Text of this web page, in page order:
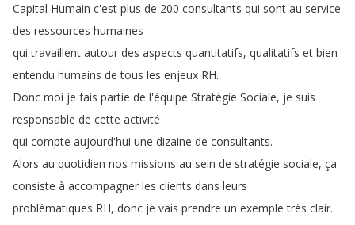
Capital Humain c'est plus de 200 consultants qui sont au service
des ressources humaines
qui travaillent autour des aspects quantitatifs, qualitatifs et bien
entendu humains de tous les enjeux RH.
Donc moi je fais partie de l'équipe Stratégie Sociale, je suis
responsable de cette activité
qui compte aujourd'hui une dizaine de consultants.
Alors au quotidien nos missions au sein de stratégie sociale, ça
consiste à accompagner les clients dans leurs
problématiques RH, donc je vais prendre un exemple très clair.